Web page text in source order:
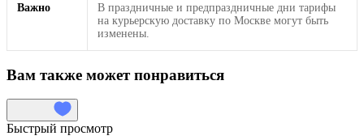
Важно
В праздничные и предпраздничные дни тарифы
на курьерскую доставку по Москве могут быть
изменены.
Вам также может понравиться
Быстрый просмотр